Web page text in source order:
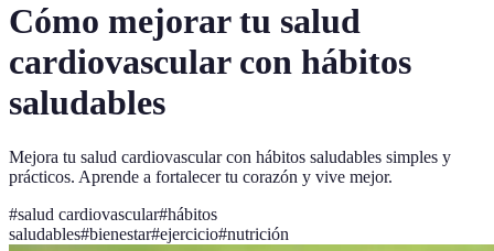
Cómo mejorar tu salud
cardiovascular con hábitos
saludables
Mejora tu salud cardiovascular con hábitos saludables simples y
prácticos. Aprende a fortalecer tu corazón y vive mejor.
#salud cardiovascular#hábitos
saludables#bienestar#ejercicio#nutrición